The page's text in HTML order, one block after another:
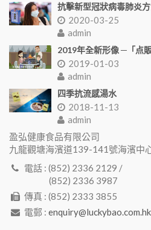
抗擊新型冠狀病毒肺炎
2020-03-25
admin
2019年全新形像 ─「点
2019-01-03
admin
四季抗流感湯水
2018-11-13
admin
盈弘健康食品有限公司
九龍觀塘海濱道139-141號海濱中
電話 : (852) 2336 2129 /
(852) 2336 3987
傳真 : (852) 2333 3855
電郵 : enquiry@luckybao.com.hk